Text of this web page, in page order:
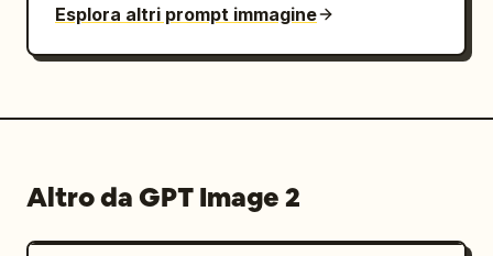
Esplora altri prompt immagine
Altro da GPT Image 2